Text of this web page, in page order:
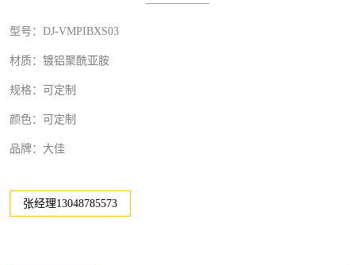
型号：DJ-VMPIBXS03
材质：镀铝聚酰亚胺
规格：可定制
颜色：可定制
品牌：大佳
张经理13048785573